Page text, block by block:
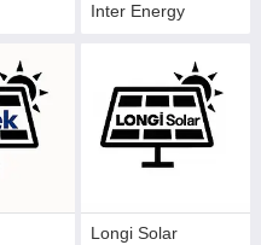
Inter Energy
Longi Solar